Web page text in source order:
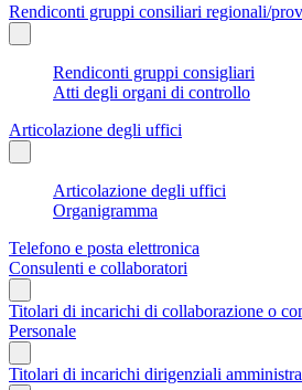
Rendiconti gruppi consiliari regionali/
Rendiconti gruppi consigliari
Atti degli organi di controllo
Articolazione degli uffici
Articolazione degli uffici
Organigramma
Telefono e posta elettronica
Consulenti e collaboratori
Titolari di incarichi di collaborazione o
Personale
Titolari di incarichi dirigenziali